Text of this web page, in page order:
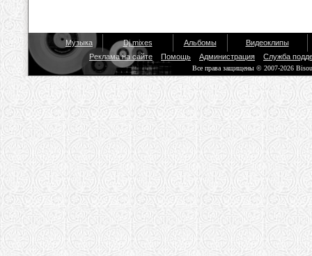
Музыка Dj mixes Альбомы
Видеоклипы
Реклама на сайте
Помощь Администрация Служба
Все права защищены © 2007-2026